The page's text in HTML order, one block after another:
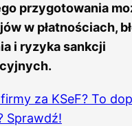
przygotowania
w płatnościach,
i ryzyka sankcji
firmy za KSeF? To
Sprawdź!